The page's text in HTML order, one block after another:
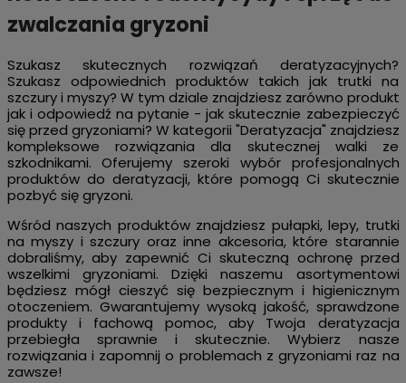
zwalczania gryzoni
Szukasz skutecznych rozwiązań deratyzacyjnych?
Szukasz odpowiednich produktów takich jak trutki na
szczury i myszy? W tym dziale znajdziesz zarówno produkt
jak i odpowiedź na pytanie - jak skutecznie zabezpieczyć
się przed gryzoniami? W kategorii "Deratyzacja" znajdziesz
kompleksowe rozwiązania dla skutecznej walki ze
szkodnikami. Oferujemy szeroki wybór profesjonalnych
produktów do deratyzacji, które pomogą Ci skutecznie
pozbyć się gryzoni.
Wśród naszych produktów znajdziesz pułapki, lepy, trutki
na myszy i szczury oraz inne akcesoria, które starannie
dobraliśmy, aby zapewnić Ci skuteczną ochronę przed
wszelkimi gryzoniami. Dzięki naszemu asortymentowi
będziesz mógł cieszyć się bezpiecznym i higienicznym
otoczeniem. Gwarantujemy wysoką jakość, sprawdzone
produkty i fachową pomoc, aby Twoja deratyzacja
przebiegła sprawnie i skutecznie. Wybierz nasze
rozwiązania i zapomnij o problemach z gryzoniami raz na
zawsze!